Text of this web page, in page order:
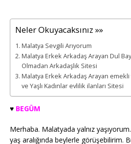
Neler Okuyacaksınız »»
Malatya Sevgili Arıyorum
Malatya Erkek Arkadaş Arayan Dul
Olmadan Arkadaşlık Sitesi
Malatya Erkek Arkadaş Arayan
ve Yaşlı Kadınlar evlilik ilanları Sitesi
♥️ BEGÜM
Merhaba. Malatyada yalnız
yaş aralığında beylerle görüşebilirim.